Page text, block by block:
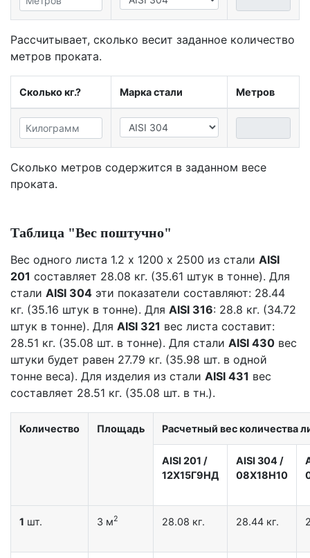
Рассчитывает, сколько весит заданное количество
метров проката.
Сколько кг.? Марка стали Метров
Сколько метров содержится в заданном весе
проката.
Таблица "Вес поштучно"
Вес одного листа 1.2 х 1200 х 2500 из стали AISI
201 составляет 28.08 кг. (35.61 штук в тонне). Для
стали AISI 304 эти показатели составляют: 28.44
кг. (35.16 штук в тонне). Для AISI 316: 28.8 кг. (34.72
штук в тонне). Для AISI 321 вес листа составит:
28.51 кг. (35.08 шт. в тонне). Для стали AISI 430 вес
штуки будет равен 27.79 кг. (35.98 шт. в одной
тонне веса). Для изделия из стали AISI 431 вес
составляет 28.51 кг. (35.08 шт. в тн.).
Количество Площадь Расчетный вес количества
AISI 201 /
12X15Г9НД
AISI 304 /
08Х18Н10
1 шт. 3 м2 28.08 кг. 28.44 кг.